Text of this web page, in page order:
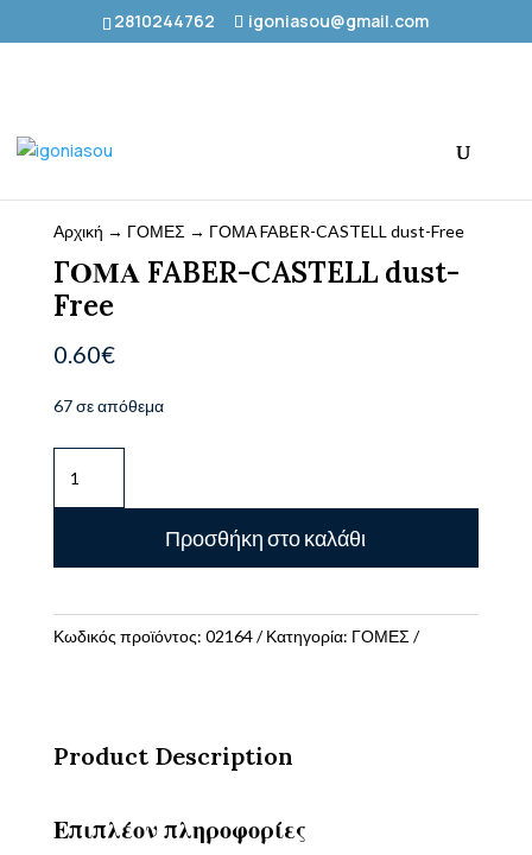
2810244762 igoniasou@gmail.com
Αρχική → ΓΟΜΕΣ → ΓΟΜΑ FABER-CASTELL dust-Free
ΓΟΜΑ FABER-CASTELL dust-
Free
0.60€
67 σε απόθεμα
FABER-
CASTELL
Free
Προσθήκη στο καλάθι
Κωδικός προϊόντος: 02164 Κατηγορία: ΓΟΜΕΣ
Product Description
Επιπλέον πληροφορίες